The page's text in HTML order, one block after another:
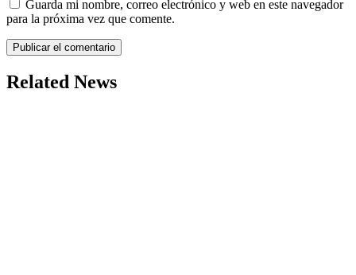
Guarda mi nombre, correo electrónico y web en este navegador
para la próxima vez que comente.
Related News